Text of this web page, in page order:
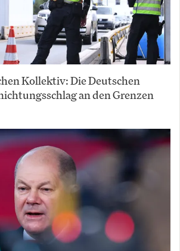
Kollektiv: Die Deutschen
an den Grenzen